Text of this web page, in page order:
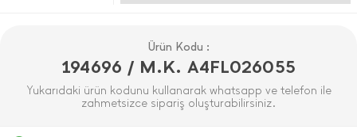
Ürün Kodu :
194696 / M.K. A4FL026055
Yukarıdaki ürün kodunu kullanarak whatsapp ve telefon ile
zahmetsizce sipariş oluşturabilirsiniz.